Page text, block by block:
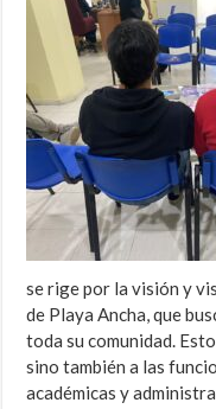
se rige por la visión y
de Playa Ancha, que
toda su comunidad.
sino también a las
académicas y